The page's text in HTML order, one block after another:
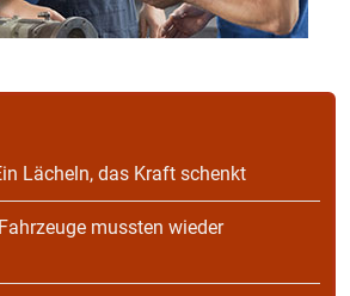
Lächeln, das Kraft schenkt
mussten wieder